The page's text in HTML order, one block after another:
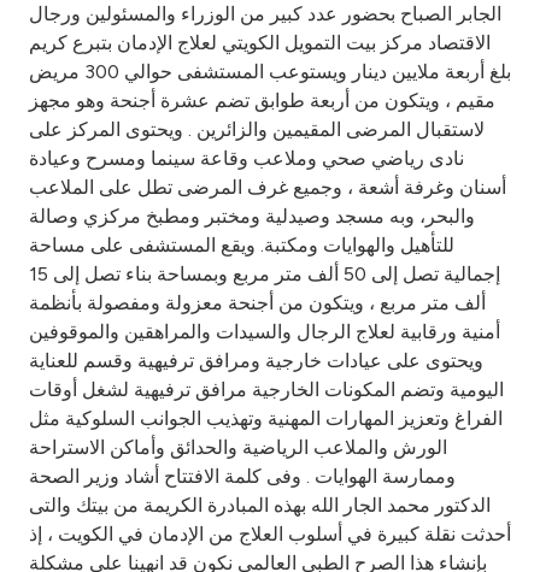
Turkey
Egypt
UK
Kingdom of Bahrain
الجابر الصباح بحضور عدد كبير من الوزراء والمسئولين ورجال
الاقتصاد مركز بيت التمويل الكويتي لعلاج الإدمان بتبرع كريم
بلغ أربعة ملايين دينار ويستوعب المستشفى حوالي 300 مريض
مقيم ، ويتكون من أربعة طوابق تضم عشرة أجنحة وهو مجهز
لاستقبال المرضى المقيمين والزائرين . ويحتوى المركز على
نادى رياضي صحي وملاعب وقاعة سينما ومسرح وعيادة
أسنان وغرفة أشعة ، وجميع غرف المرضى تطل على الملاعب
والبحر، وبه مسجد وصيدلية ومختبر ومطبخ مركزي وصالة
للتأهيل والهوايات ومكتبة. ويقع المستشفى على مساحة
إجمالية تصل إلى 50 ألف متر مربع وبمساحة بناء تصل إلى 15
ألف متر مربع ، ويتكون من أجنحة معزولة ومفصولة بأنظمة
أمنية ورقابية لعلاج الرجال والسيدات والمراهقين والموقوفين
ويحتوى على عيادات خارجية ومرافق ترفيهية وقسم للعناية
اليومية وتضم المكونات الخارجية مرافق ترفيهية لشغل أوقات
الفراغ وتعزيز المهارات المهنية وتهذيب الجوانب السلوكية مثل
الورش والملاعب الرياضية والحدائق وأماكن الاستراحة
وممارسة الهوايات . وفى كلمة الافتتاح أشاد وزير الصحة
الدكتور محمد الجار الله بهذه المبادرة الكريمة من بيتك والتى
أحدثت نقلة كبيرة في أسلوب العلاج من الإدمان في الكويت ، إذ
بإنشاء هذا الصرح الطبي العالمي نكون قد انهينا على مشكلة